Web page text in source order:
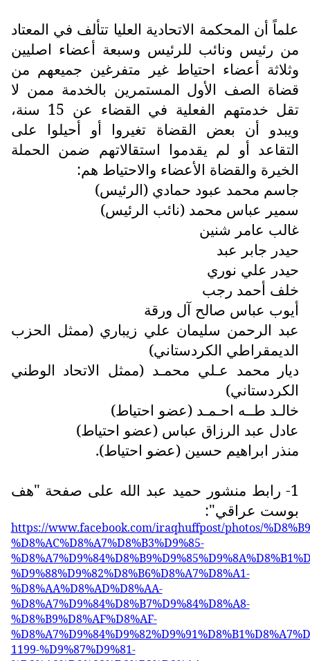
علماً أن المحكمة الاتحادية العليا تتألف في المعتاد
من رئيس ونائب للرئيس وسبعة أعضاء اصليين
وثلاثة أعضاء احتياط غير متفرغين جميعهم من
قضاة الصف الأول المستمرين بالخدمة ممن لا
تقل خدمتهم الفعلية في القضاء عن 15 سنة،
ويبدو أن بعض القضاة تغيروا أو أحيلوا على
التقاعد أو لم يقدموا استقالاتهم ضمن الحملة
الخيرة والقضاة الأعضاء والاحتياط هم:
جاسم محمد عبود حمادي (الرئيس)
سمير عباس محمد (نائب الرئيس)
غالب عامر شنين
حيدر جابر عبد
حيدر علي نوري
خلف أحمد رجب
أيوب عباس صالح آل ورقة
عبد الرحمن سليمان علي زيباري (ممثل الحزب
الديمقراطي الكردستاني)
ديار محمد عـلي محمـد (ممثل الاتحاد الوطني
الكردستاني)
خالـد طــه احـمـد (عضو احتياط)
عادل عبد الرزاق عباس (عضو احتياط)
منذر ابراهيم حسين (عضو احتياط).
1- رابط منشور حميد عبد الله على صفحة "هف
بوست عراقي":
https://www.facebook.com/iraqhuffpost/photos/
%D8%AC%D8%A7%D8%B3%D9%85-
%D9%88%D9%82%D8%B6%D8%A7%D8%A1-
%D8%AA%D8%AD%D8%AA-
%D8%A7%D9%84%D8%B7%D9%84%D8%A8-
%D8%B9%D8%AF%D8%AF-
1199-%D9%87%D9%81-